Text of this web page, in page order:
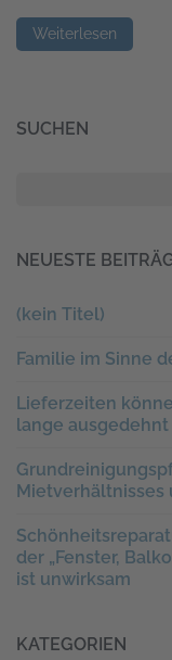
Weiterlesen
SUCHEN
NEUESTE
(kein Titel)
Familie im Sinne
Lieferzeiten
lange
Mietverhältnisses
der „Fenster,
ist unwirksam
KATEGORIEN